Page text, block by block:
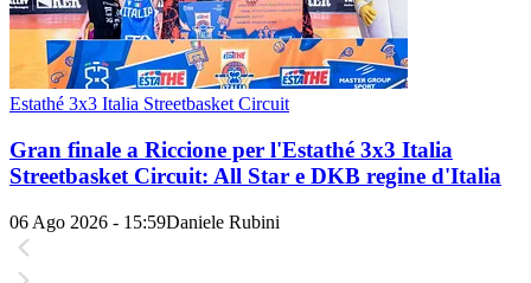
Estathé 3x3 Italia Streetbasket Circuit
Gran finale a Riccione per l'Estathé 3x3 Italia
Streetbasket Circuit: All Star e DKB regine d'Italia
06 Ago 2026 - 15:59Daniele Rubini